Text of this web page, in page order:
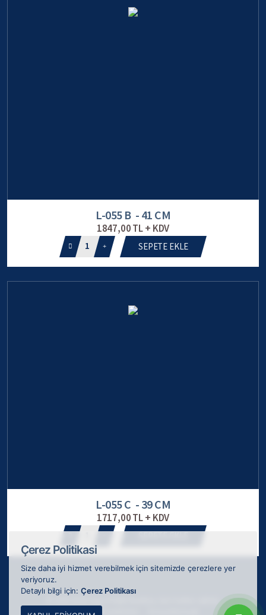
L-055 B - 41 CM
1847,00 TL + KDV
1 SEPETE EKLE
L-055 C - 39 CM
1717,00 TL + KDV
Webkokteyli tarafından
Çerez Politikasi
Size daha iyi hizmet verebilmek için sitemizde çerezlere yer
veriyoruz.
Detaylı bilgi için: Çerez Politikası